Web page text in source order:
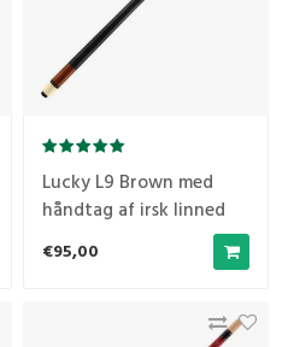
Lucky L9 Brown med
håndtag af irsk linned
(Vægt: 19 Oz)
€95,00